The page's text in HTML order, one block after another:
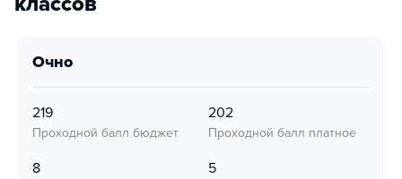
очно
219
Проходной балл бюджет
202
Проходной балл платное
8 5